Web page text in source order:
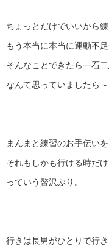
ちょっとだけでいいから
もう本当に本当に運動不
そんなことできたら一石
なんて思っていましたら～
まんまと練習のお手伝い
それもしかも行ける時だけ
っていう贅沢ぶり。
行きは長男がひとりで行き